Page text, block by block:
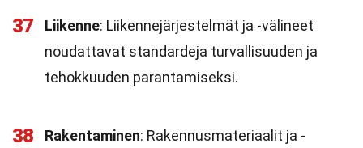
37 Liikenne: Liikennejärjestelmät ja -välineet
noudattavat standardeja turvallisuuden ja
tehokkuuden parantamiseksi.
38 Rakentaminen: Rakennusmateriaalit ja -